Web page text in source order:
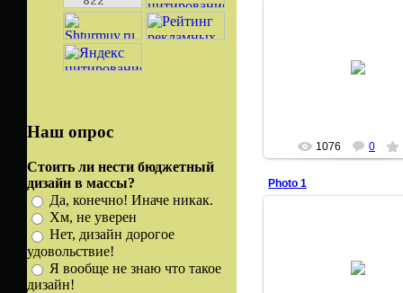
Наш опрос
Стоить ли нести бюджетный
дизайн в массы?
Да, конечно! Иначе никак.
Хм, не уверен
Нет, дизайн дорогое
удовольствие!
Я вообще не знаю что такое
дизайн!
1076 0
Photo 1